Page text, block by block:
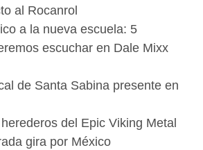
al Rocanrol
a la nueva escuela: 5
escuchar en Dale Mixx
de Santa Sabina presente en
del Epic Viking Metal
gira por México